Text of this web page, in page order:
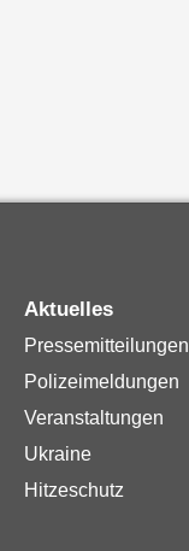
Aktuelles
Pressemitteilungen
Polizeimeldungen
Veranstaltungen
Ukraine
Hitzeschutz